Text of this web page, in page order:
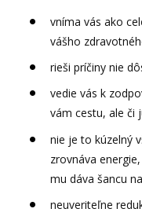
vníma vás ako
vášho
rieši príčiny nie
vedie vás k
vám cestu, ale či
nie je to kúzelný
zrovnáva
mu dáva šancu
neuveriteľne